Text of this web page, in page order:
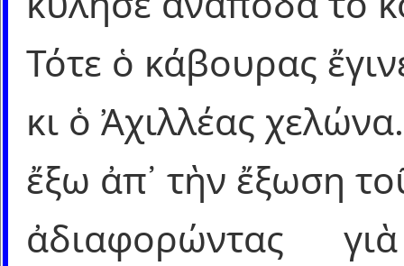
Τότε ὁ κάβουρας
κι ὁ Ἀχιλλέας
ἔξω ἀπ᾿ τὴν ἔξωση
ἀδιαφορώντας